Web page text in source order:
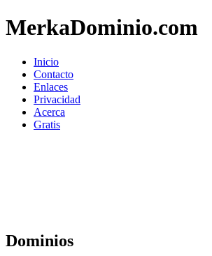
MerkaDominio.com
Inicio
Contacto
Enlaces
Privacidad
Acerca
Gratis
Dominios